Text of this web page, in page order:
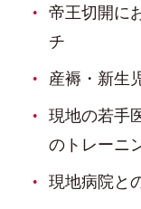
帝王切開に
チ
産褥・新生
現地の若手
のトレーニ
現地病院と